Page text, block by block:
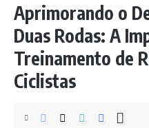
Aprimorando o
Duas Rodas: A
Treinamento de
Ciclistas